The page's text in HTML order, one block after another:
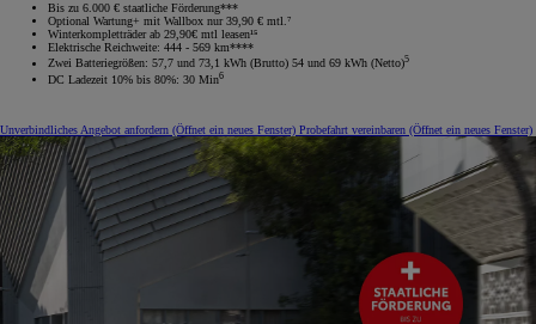
Bis zu 6.000 € staatliche Förderung***
Optional Wartung+ mit Wallbox nur 39,90 € mtl.⁷
Winterkompletträder ab 29,90€ mtl leasen¹⁵
Elektrische Reichweite: 444 - 569 km****
Zwei Batteriegrößen: 57,7 und 73,1 kWh (Brutto) 54 und 69 kWh (Netto)5
DC Ladezeit 10% bis 80%: 30 Min6
Unverbindliches Angebot anfordern (Öffnet ein neues Fenster) Probefahrt vereinbaren (Öffnet ein neues Fenster)